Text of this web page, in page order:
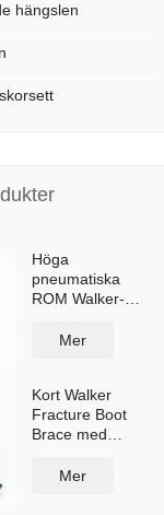
hängslen
Höga
pneumatiska
ROM Walker-
med anti-halksula
Mer
Kort Walker
Fracture Boot
Brace med
Mer